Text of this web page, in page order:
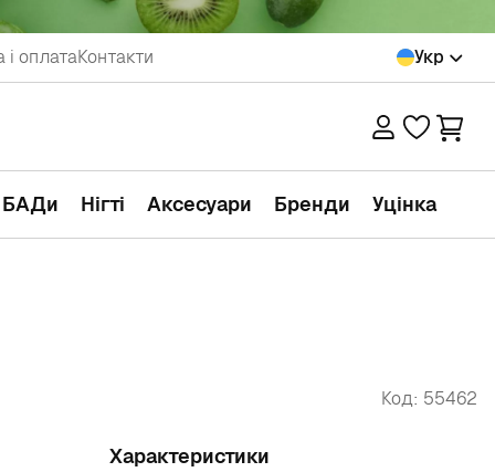
і оплатаКонтакти Укр
БАДи Нігті Аксесуари Бренди Уцінка
Код: 55462
Характеристики